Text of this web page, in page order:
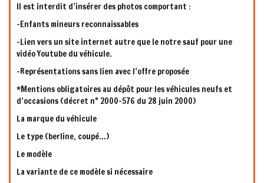
Il est interdit d’insérer des photos comportant :
-Enfants mineurs reconnaissables
-Lien vers un site internet autre que le notre sauf pour une
vidéo Youtube du véhicule.
-Représentations sans lien avec l’offre proposée
*Mentions obligatoires au dépôt pour les véhicules neufs et
d’occasions (décret n° 2000-576 du 28 juin 2000)
La marque du véhicule
Le type (berline, coupé…)
Le modèle
La variante de ce modèle si nécessaire